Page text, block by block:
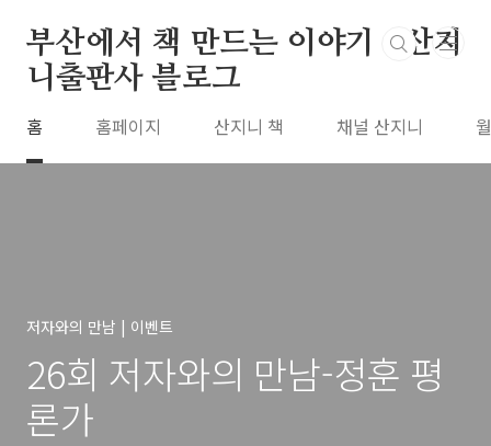
부산에서 책 만드는 이야기 : 산지
니출판사 블로그
홈 홈페이지 산지니 책 채널 산지니
저자와의 만남 | 이벤트
26회 저자와의 만남-정훈 평
론가